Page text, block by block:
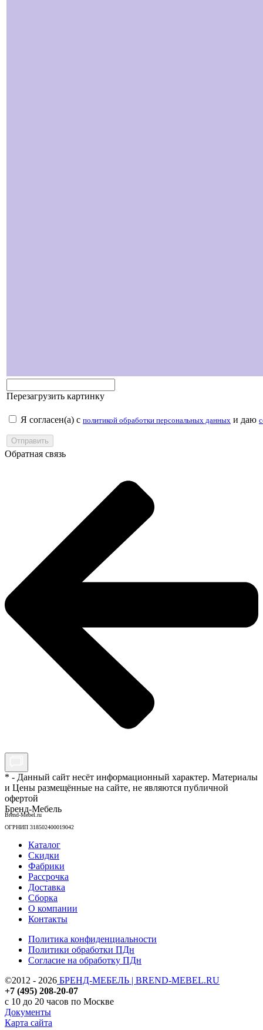
Перезагрузить картинку
Я согласен(а) с политикой обработки персональных данных и даю
Обратная связь
* - Данный сайт несёт информационный характер. Материалы
и Цены размещённые на сайте, не являются публичной
офертой
Бренд-Мебель
Brend-Mebel.ru
ОГРНИП 318502400019042
Каталог
Скидки
Фабрики
Рассрочка
Доставка
Сборка
О компании
Контакты
Политика конфиденциальности
Политики обработки ПДн
Согласие на обработку ПДн
©2012 - 2026 БРЕНД-МЕБЕЛЬ | BREND-MEBEL.RU
+7 (495) 208-20-07
с 10 до 20 часов по Москве
Документы
Карта сайта